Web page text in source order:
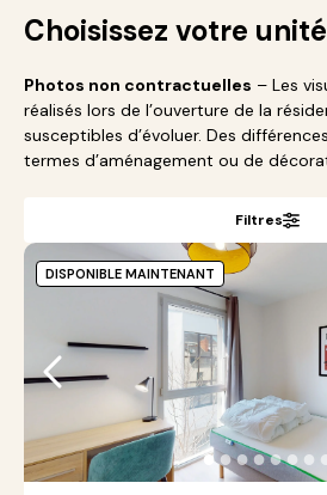
Choisissez votre unité
Photos non contractuelles – Les
réalisés lors de l’ouverture de la
susceptibles d’évoluer. Des
termes d’aménagement ou de
Filtres
●●●●●●●
DISPONIBLE MAINTENANT